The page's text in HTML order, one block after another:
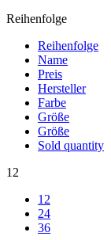
Reihenfolge
Reihenfolge
Name
Preis
Hersteller
Farbe
Größe
Größe
Sold quantity
12
12
24
36